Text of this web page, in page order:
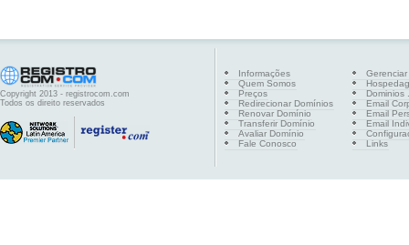
Copyright 2013 - registrocom.com
Todos os direito reservados
Informações
Quem Somos
Preços
Redirecionar Domínios
Renovar Domínio
Transferir Domínio
Avaliar Domínio
Fale Conosco
Dominios
Email
Email
Email
Links